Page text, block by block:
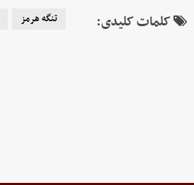
کلمات کلیدی: تنگه هرمز